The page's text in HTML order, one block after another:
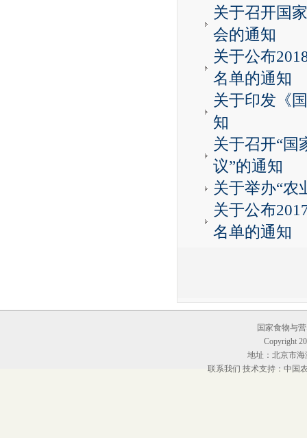
关于召开国
会的通知
关于公布
名单的通知
关于印发《
知
关于召开“国
议”的通知
关于举办“
关于公布
名单的通知
国家食物与
Copyright
地址：北京市海
联系我们 技术支持：中国